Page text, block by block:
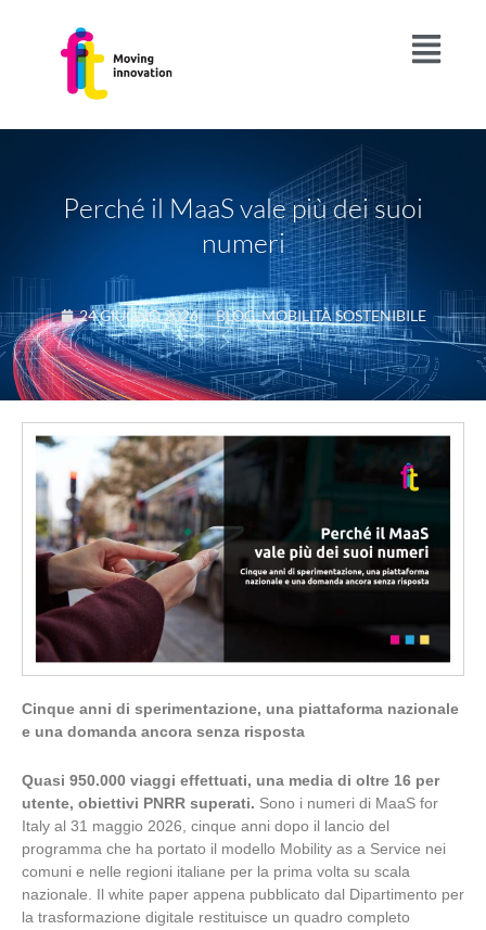
Perché il MaaS vale più dei suoi
numeri
24 GIUGNO 2026|BLOG,MOBILITÀ SOSTENIBILE
Cinque anni di sperimentazione, una piattaforma nazionale
e una domanda ancora senza risposta
Quasi 950.000 viaggi effettuati, una media di oltre 16 per
utente, obiettivi PNRR superati. Sono i numeri di MaaS for
Italy al 31 maggio 2026, cinque anni dopo il lancio del
programma che ha portato il modello Mobility as a Service nei
comuni e nelle regioni italiane per la prima volta su scala
nazionale. Il white paper appena pubblicato dal Dipartimento per
la trasformazione digitale restituisce un quadro completo